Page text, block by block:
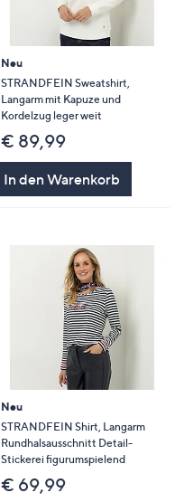
Neu
STRANDFEIN Sweatshirt,
Langarm mit Kapuze und
Kordelzug leger weit
€ 89,99
In den Warenkorb
Neu
STRANDFEIN Shirt, Langarm
Rundhalsausschnitt Detail-
Stickerei figurumspielend
€ 69,99